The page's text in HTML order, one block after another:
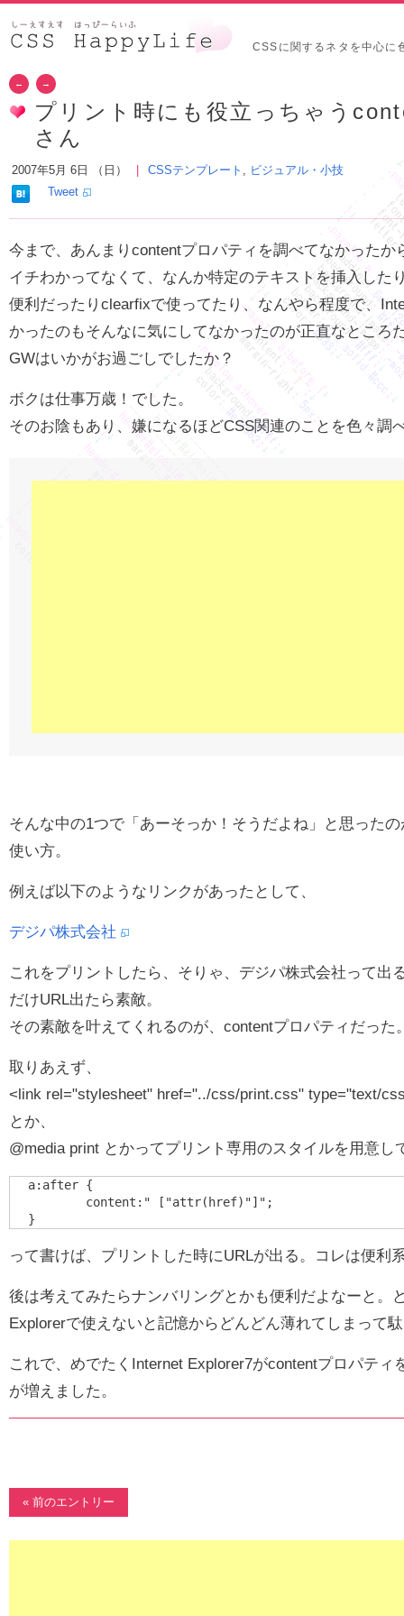
CSSに関するネタを中心に
← →
プリント時にも役立っちゃう
さん
2007年5月 6日 （日） CSSテンプレート , ビジュアル・小技
Tweet
今まで、あんまりcontentプロパティを調べてなかったか
イチわかってなくて、なんか特定のテキストを挿入した
便利だったりclearfixで使ってたり、なんやら程度で、
かったのもそんなに気にしてなかったのが正直なところ
GWはいかがお過ごしでしたか？
ボクは仕事万歳！でした。
そのお陰もあり、嫌になるほどCSS関連のことを色々調
そんな中の1つで「あーそっか！そうだよね」と思った
使い方。
例えば以下のようなリンクがあったとして、
デジパ株式会社
これをプリントしたら、そりゃ、デジパ株式会社って出
だけURL出たら素敵。
その素敵を叶えてくれるのが、contentプロパティだった
取りあえず、
<link rel="stylesheet" href="../css/print.css" type="text/
とか、
@media print とかってプリント専用のスタイルを用意し
a:after {
}
って書けば、プリントした時にURLが出る。コレは便利
後は考えてみたらナンバリングとかも便利だよなーと。
Explorerで使えないと記憶からどんどん薄れてしまって
これで、めでたくInternet Explorer7がcontentプロパティ
が増えました。
« 前のエントリー